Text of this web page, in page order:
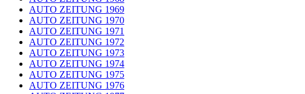
AUTO ZEITUNG 1969
AUTO ZEITUNG 1970
AUTO ZEITUNG 1971
AUTO ZEITUNG 1972
AUTO ZEITUNG 1973
AUTO ZEITUNG 1974
AUTO ZEITUNG 1975
AUTO ZEITUNG 1976